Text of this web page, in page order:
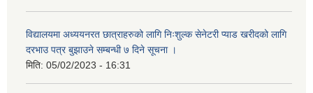
विद्यालयमा अध्ययनरत छात्राहरुको लागि निःशुल्क सेनेटरी प्याड खरीदको लागि
दरभाउ पत्र बुझाउने सम्बन्धी ७ दिने सूचना ।
मिति: 05/02/2023 - 16:31